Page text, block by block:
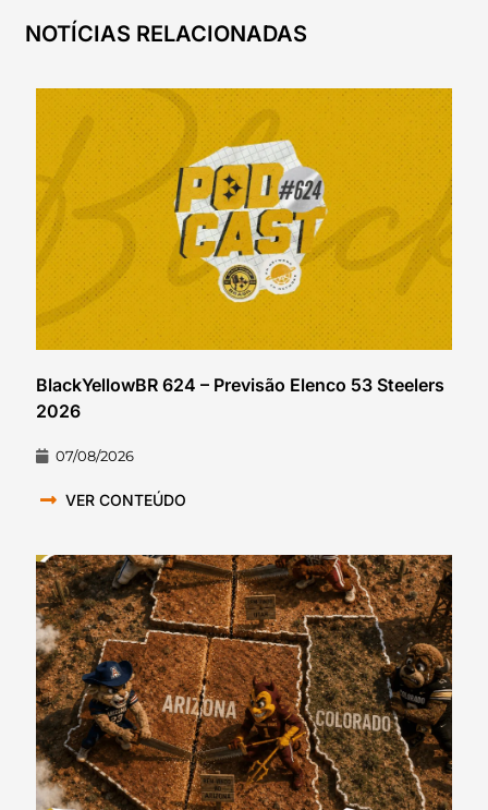
NOTÍCIAS RELACIONADAS
BlackYellowBR 624 – Previsão Elenco 53 Steelers
2026
07/08/2026
VER CONTEÚDO